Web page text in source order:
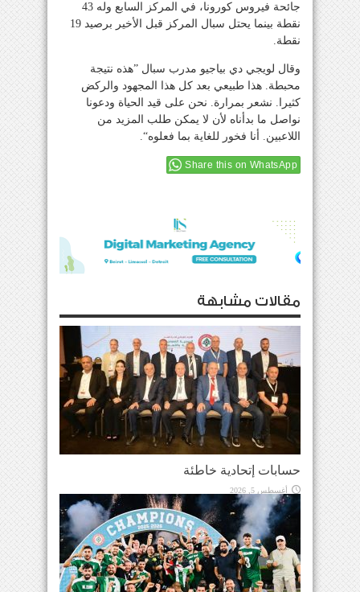
جائحة فيروس كورونا، في المركز السابع وله 43
نقطة بينما يحتل سبال المركز قبل الأخير برصيد 19
نقطة.
وقال لويجي دي بياجيو مدرب سبال ”هذه نتيجة
محبطة. هذا طبيعي بعد كل هذا المجهود والركض
كثيرا. نشعر بمرارة. نحن على قيد الحياة ودعونا
نواصل ما بدأناه لأن لا يمكن طلب المزيد من
اللاعبين. أنا فخور للغاية بما فعلوه“.
Share this on WhatsApp
مقالات مشابهة
حسابات إتحادية خاطئة
أغسطس 5, 2026